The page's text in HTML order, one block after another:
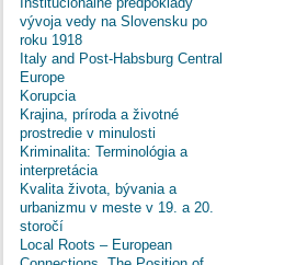
vývoja vedy na Slovensku po
roku 1918
Italy and Post-Habsburg Central
Europe
Korupcia
Krajina, príroda a životné
prostredie v minulosti
Kriminalita: Terminológia a
interpretácia
Kvalita života, bývania a
urbanizmu v meste v 19. a 20.
storočí
Local Roots – European